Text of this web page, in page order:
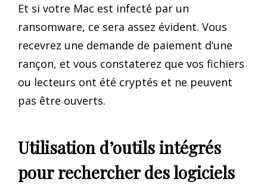
Et si votre Mac est infecté par un
ransomware, ce sera assez évident. Vous
recevrez une demande de paiement d’une
rançon, et vous constaterez que vos fichiers
ou lecteurs ont été cryptés et ne peuvent
pas être ouverts.
Utilisation d’outils intégrés
pour rechercher des logiciels